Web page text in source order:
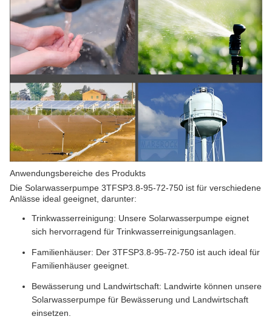
Anwendungsbereiche des Produkts
Die Solarwasserpumpe 3TFSP3.8-95-72-750 ist für verschiedene
Anlässe ideal geeignet, darunter:
Trinkwasserreinigung: Unsere Solarwasserpumpe eignet
sich hervorragend für Trinkwasserreinigungsanlagen.
Familienhäuser: Der 3TFSP3.8-95-72-750 ist auch ideal für
Familienhäuser geeignet.
Bewässerung und Landwirtschaft: Landwirte können unsere
Solarwasserpumpe für Bewässerung und Landwirtschaft
einsetzen.